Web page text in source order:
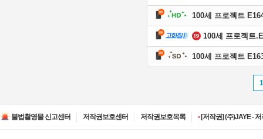
100세 프로젝트
100세 프로젝트
100세 프로젝트
1
불법촬영물 신고센터 저작권보호센터 저작권보호목록
•[저작권] (주)JAYE -